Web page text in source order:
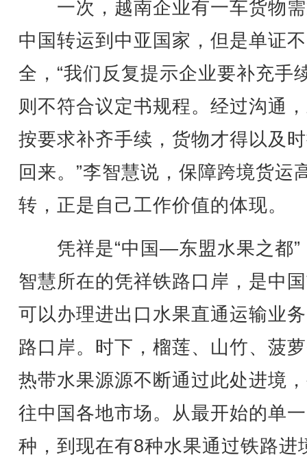
一次，越南企业有一车货物
中国转运到中亚国家，但是单证
全，“我们反复提示企业要补充手
则不符合议定书规程。经过沟通
按要求补齐手续，货物才得以及
回来。”李智慧说，保障跨境货运
转，正是自己工作价值的体现。
凭祥是“中国—东盟水果之都”
智慧所在的凭祥铁路口岸，是中
可以办理进出口水果直通运输业
路口岸。时下，榴莲、山竹、菠
热带水果源源不断通过此处进境
往中国各地市场。从最开始的单
种，到现在有8种水果通过铁路进